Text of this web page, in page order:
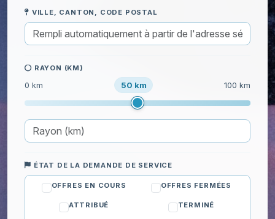
VILLE, CANTON, CODE POSTAL
RAYON (KM)
0 km 50 km 100 km
ÉTAT DE LA DEMANDE DE SERVICE
OFFRES EN COURS OFFRES FERMÉES
ATTRIBUÉ TERMINÉ